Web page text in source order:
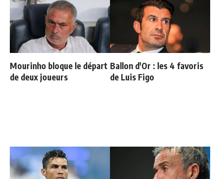
Mourinho bloque le départ
de deux joueurs
Ballon d'Or : les 4 favoris
de Luis Figo